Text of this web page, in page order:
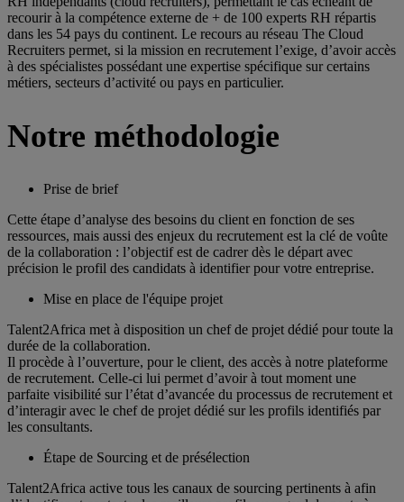
recourir à la compétence externe de + de 100 experts RH répartis
dans les 54 pays du continent. Le recours au réseau The Cloud
Recruiters permet, si la mission en recrutement l’exige, d’avoir accès
à des spécialistes possédant une expertise spécifique sur certains
métiers, secteurs d’activité ou pays en particulier.
Notre méthodologie
Prise de brief
Cette étape d’analyse des besoins du client en fonction de ses
ressources, mais aussi des enjeux du recrutement est la clé de voûte
de la collaboration : l’objectif est de cadrer dès le départ avec
précision le profil des candidats à identifier pour votre entreprise.
Mise en place de l'équipe projet
Talent2Africa met à disposition un chef de projet dédié pour toute la
durée de la collaboration.
Il procède à l’ouverture, pour le client, des accès à notre plateforme
de recrutement. Celle-ci lui permet d’avoir à tout moment une
parfaite visibilité sur l’état d’avancée du processus de recrutement et
d’interagir avec le chef de projet dédié sur les profils identifiés par
les consultants.
Étape de Sourcing et de présélection
Talent2Africa active tous les canaux de sourcing pertinents à afin